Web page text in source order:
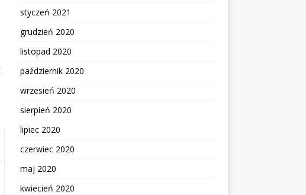
styczeń 2021
grudzień 2020
listopad 2020
październik 2020
wrzesień 2020
sierpień 2020
lipiec 2020
czerwiec 2020
maj 2020
kwiecień 2020